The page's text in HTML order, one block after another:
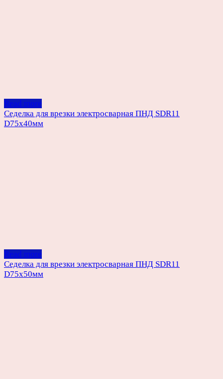
Read more
Седелка для врезки электросварная ПНД SDR11
D75х40мм
Read more
Седелка для врезки электросварная ПНД SDR11
D75х50мм